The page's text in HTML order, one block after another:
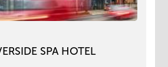
SPA HOTEL